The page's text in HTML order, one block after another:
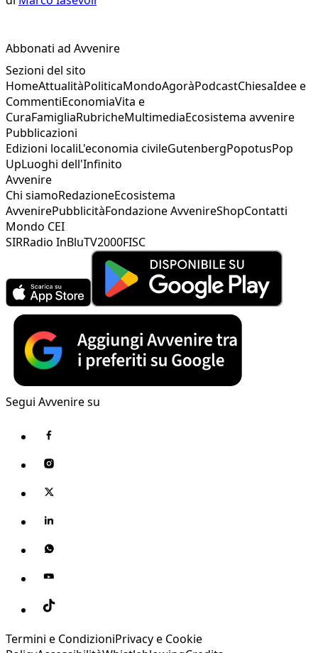
Abbonati ad Avvenire
Sezioni del sito
HomeAttualitàPoliticaMondoAgoràPodcastChiesaIdee e
CommentiEconomiaVita e
CuraFamigliaRubricheMultimediaEcosistema avvenire
Pubblicazioni
Edizioni localiL'economia civileGutenbergPopotusPop
UpLuoghi dell'Infinito
Avvenire
Chi siamoRedazioneEcosistema
AvvenirePubblicitàFondazione AvvenireShopContatti
Mondo CEI
SIRRadio InBluTV2000FISC
Segui Avvenire su
Termini e CondizioniPrivacy e Cookie